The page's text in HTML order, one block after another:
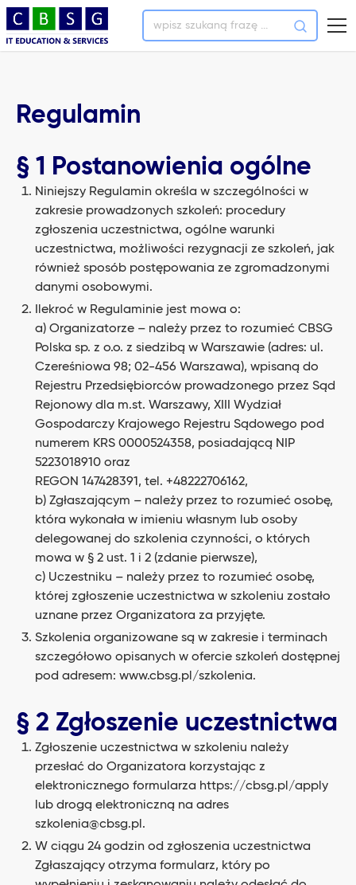
Regulamin
§ 1 Postanowienia ogólne
Niniejszy Regulamin określa w szczególności w
zakresie prowadzonych szkoleń: procedury
zgłoszenia uczestnictwa, ogólne warunki
uczestnictwa, możliwości rezygnacji ze szkoleń, jak
również sposób postępowania ze zgromadzonymi
danymi osobowymi.
Ilekroć w Regulaminie jest mowa o:
a) Organizatorze – należy przez to rozumieć CBSG
Polska sp. z o.o. z siedzibą w Warszawie (adres: ul.
Czereśniowa 98; 02-456 Warszawa), wpisaną do
Rejestru Przedsiębiorców prowadzonego przez Sąd
Rejonowy dla m.st. Warszawy, XIII Wydział
Gospodarczy Krajowego Rejestru Sądowego pod
numerem KRS 0000524358, posiadającą NIP
5223018910 oraz
REGON 147428391, tel. +48222706162,
b) Zgłaszającym – należy przez to rozumieć osobę,
która wykonała w imieniu własnym lub osoby
delegowanej do szkolenia czynności, o których
mowa w § 2 ust. 1 i 2 (zdanie pierwsze),
c) Uczestniku – należy przez to rozumieć osobę,
której zgłoszenie uczestnictwa w szkoleniu zostało
uznane przez Organizatora za przyjęte.
Szkolenia organizowane są w zakresie i terminach
szczegółowo opisanych w ofercie szkoleń dostępnej
pod adresem: www.cbsg.pl/szkolenia.
§ 2 Zgłoszenie uczestnictwa
Zgłoszenie uczestnictwa w szkoleniu należy
przesłać do Organizatora korzystając z
elektronicznego formularza https://cbsg.pl/apply
lub drogą elektroniczną na adres
szkolenia@cbsg.pl .
W ciągu 24 godzin od zgłoszenia uczestnictwa
Zgłaszający otrzyma formularz, który po